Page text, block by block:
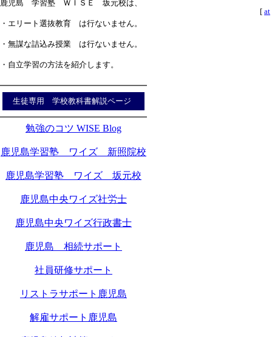
鹿児島 学習塾 ＷＩＳＥ 坂元校は、
・エリート選抜教育 は行ないません。
・無謀な詰込み授業 は行ないません。
・自立学習の方法を紹介します。
生徒専用 学校教科書解説ページ
勉強のコツ WISE Blog
鹿児島学習塾 ワイズ 新照院校
鹿児島学習塾 ワイズ 坂元校
鹿児島中央ワイズ社労士
鹿児島中央ワイズ行政書士
鹿児島 相続サポート
社員研修サポート
リストラサポート鹿児島
解雇サポート鹿児島
[ at